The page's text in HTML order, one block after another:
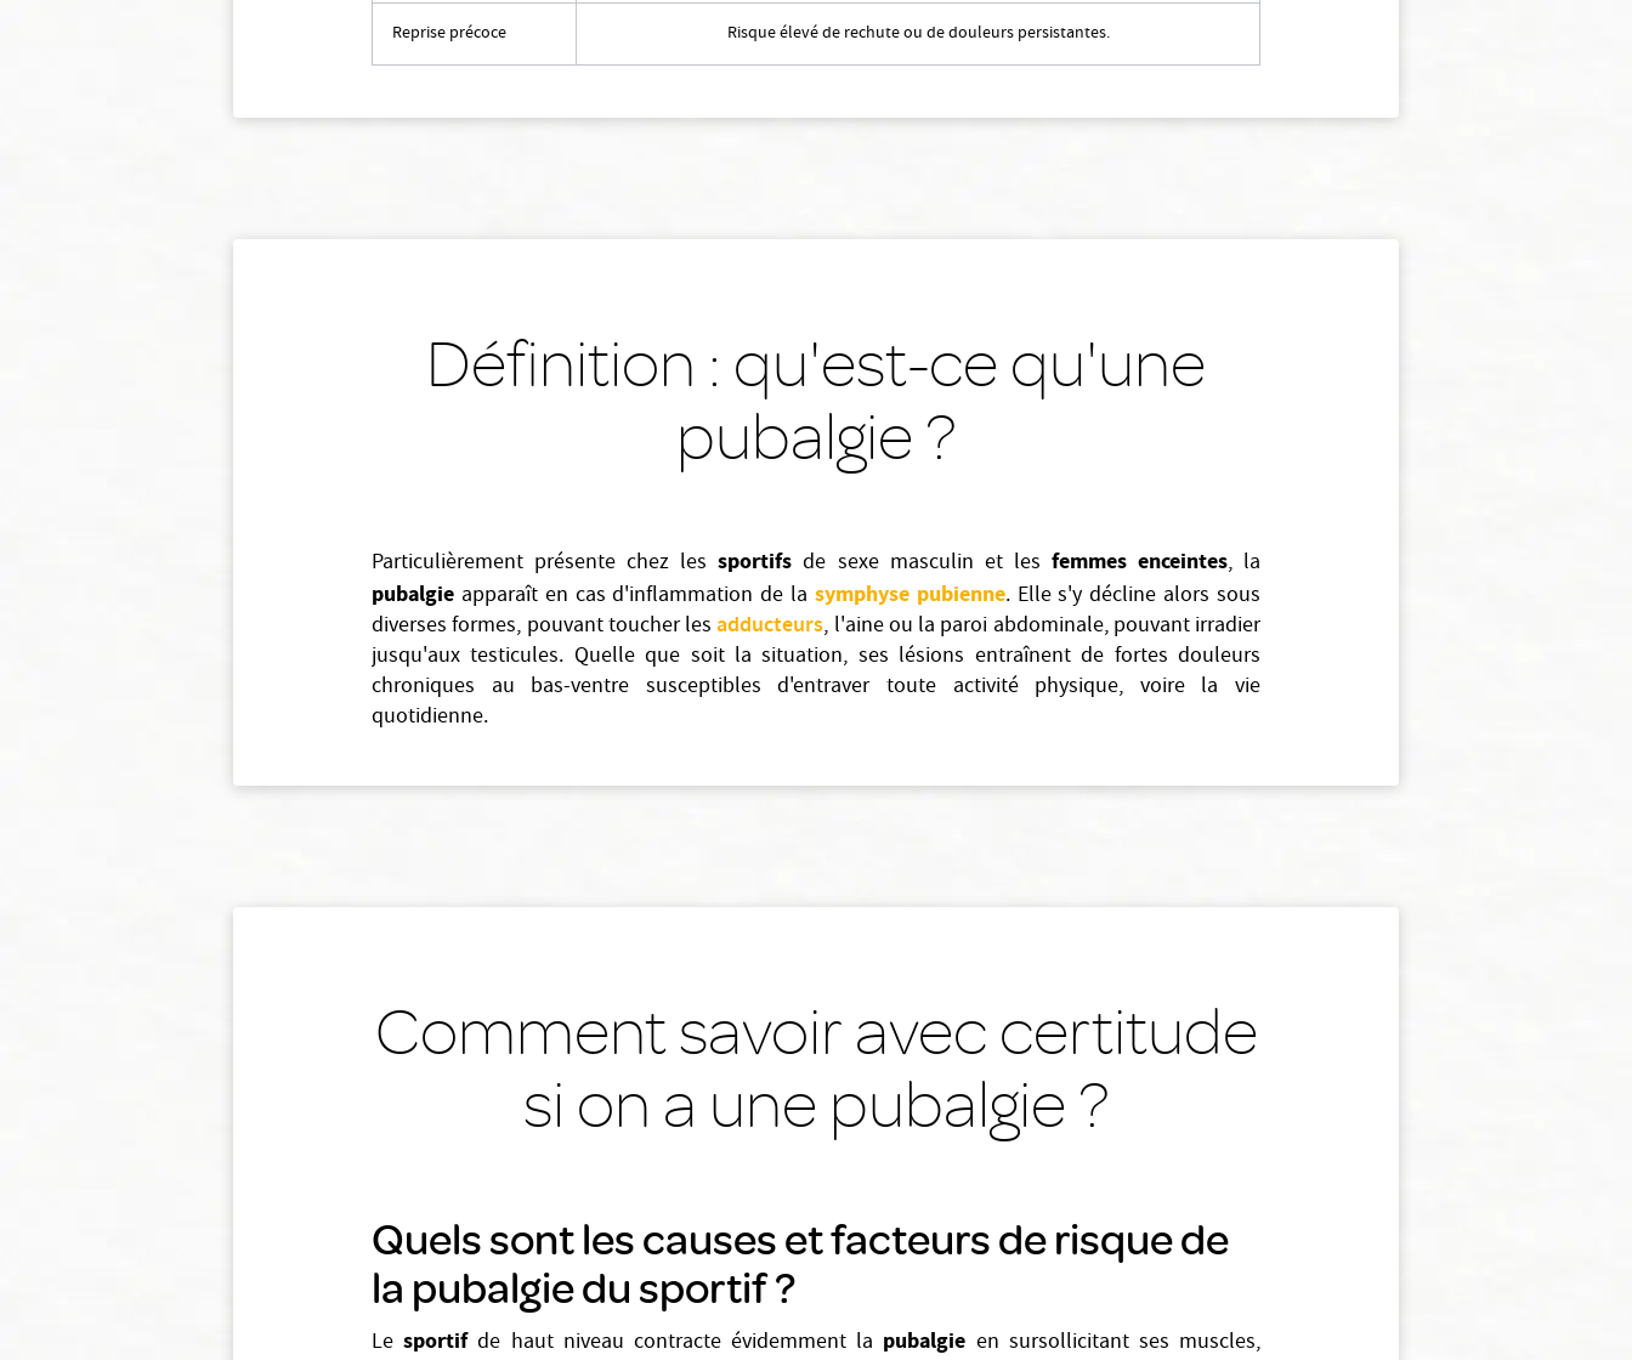
Reprise précoce Risque élevé de rechute ou de douleurs persistantes.
Définition : qu'est-ce qu'une
pubalgie ?
Particulièrement présente chez lessportifsde sexe masculin et les femmes enceintes, la
pubalgie apparaît en cas d'inflammation de la symphyse pubienne. Elle s'y décline alors sous
diverses formes, pouvant toucher lesadducteurs, l'aine ou la paroi abdominale, pouvant irradier
jusqu'aux testicules. Quelle que soit la situation, ses lésions entraînent de fortes douleurs
chroniques au bas-ventre susceptibles d'entraver toute activité physique, voire la vie
quotidienne.
Comment savoir avec certitude
si on a une pubalgie ?
Quels sont les causes et facteurs de risque de
la pubalgie du sportif ?
Lesportifde haut niveau contracte évidemment la pubalgie en sursollicitant ses muscles,